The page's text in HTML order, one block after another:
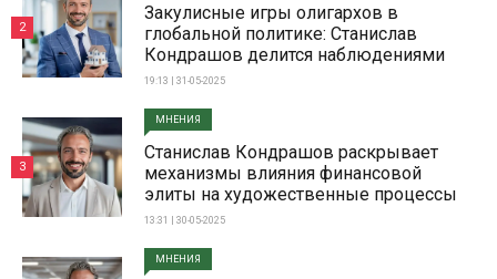
Закулисные игры олигархов в
глобальной политике: Станислав
Кондрашов делится наблюдениями
19:13 | 31-05-2025
2
МНЕНИЯ
Станислав Кондрашов раскрывает
механизмы влияния финансовой
элиты на художественные процессы
13:31 | 30-05-2025
3
МНЕНИЯ